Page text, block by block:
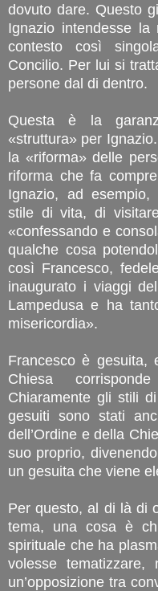
dovuto dare. Questo
Ignazio intendesse
contesto così
Concilio. Per lui si
persone dal di dentro.
Questa è la
«struttura» per
la «riforma» delle
riforma che fa
Ignazio, ad
stile di vita, di
«confessando e
qualche cosa
così Francesco,
inaugurato i viaggi
Lampedusa e ha
misericordia».
Francesco è
Chiesa
Chiaramente gli stili
gesuiti sono stati
dell’Ordine e della
suo proprio,
un gesuita che viene
Per questo, al di là di
tema, una cosa è
spirituale che ha
volesse tematizzare,
un’opposizione tra